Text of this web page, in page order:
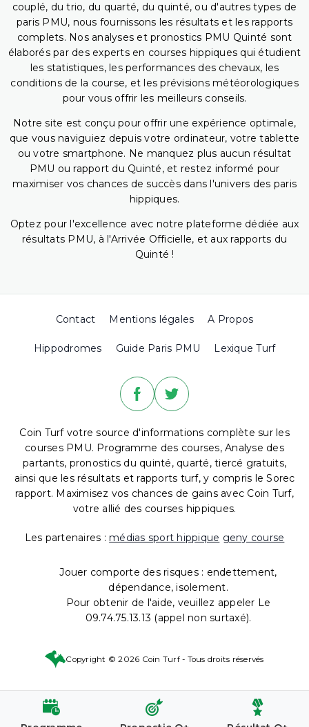
couplé, du trio, du quarté, du quinté, ou d'autres types de
paris PMU, nous fournissons les résultats et les rapports
complets. Nos analyses et pronostics PMU Quinté sont
élaborés par des experts en courses hippiques qui étudient
les statistiques, les performances des chevaux, les
conditions de la course, et les prévisions météorologiques
pour vous offrir les meilleurs conseils.
Notre site est conçu pour offrir une expérience optimale,
que vous naviguiez depuis votre ordinateur, votre tablette
ou votre smartphone. Ne manquez plus aucun résultat
PMU ou rapport du Quinté, et restez informé pour
maximiser vos chances de succès dans l'univers des paris
hippiques.
Optez pour l'excellence avec notre plateforme dédiée aux
résultats PMU, à l'Arrivée Officielle, et aux rapports du
Quinté !
Contact Mentions légales A Propos
Hippodromes Guide Paris PMU Lexique Turf
Coin Turf votre source d'informations complète sur les
courses PMU. Programme des courses, Analyse des
partants, pronostics du quinté, quarté, tiercé gratuits,
ainsi que les résultats et rapports turf, y compris le Sorec
rapport. Maximisez vos chances de gains avec Coin Turf,
votre allié des courses hippiques.
Les partenaires : médias sport hippique geny course
Jouer comporte des risques : endettement,
dépendance, isolement.
Pour obtenir de l'aide, veuillez appeler Le
09.74.75.13.13 (appel non surtaxé).
Copyright © 2026 Coin Turf - Tous droits réservés